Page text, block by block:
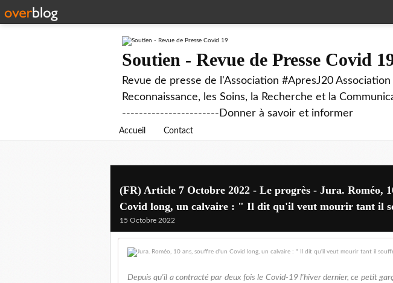
Soutien - Revue de Presse Covid
Revue de presse de l'Association #ApresJ20
Reconnaissance, les Soins, la Recherche et la
-----------------------Donner à savoir et informer
Accueil Contact
(FR) Article 7 Octobre 2022 - Le progrès - Jura. Roméo,
Covid long, un calvaire : " Il dit qu'il veut mourir tant il
15 Octobre 2022
Depuis qu'il a contracté par deux fois le Covid-19 l'hiver dernier, ce petit